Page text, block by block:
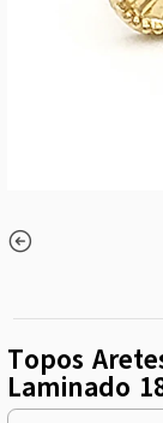
Topos
Laminado